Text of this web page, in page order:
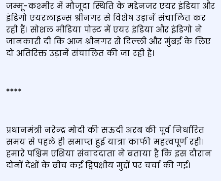
जम्मू-कश्मीर में मौजूदा स्थिति के मद्देनजर एयर इंडिया और
इंडिगो एयरलाइन्स श्रीनगर से विशेष उड़ानें संचालित कर
रही हैं। सोशल मीडिया पोस्ट में एयर इंडिया और इंडिगो ने
जानकारी दी कि आज श्रीनगर से दिल्ली और मुंबई के लिए
दो अतिरिक्त उड़ानें संचालित की जा रही हैं।
****
प्रधानमंत्री नरेन्‍द्र मोदी की सऊदी अरब की पूर्व निर्धारित
समय से पहले ही समाप्‍त हुई यात्रा काफी महत्‍वपूर्ण रही।
हमारे पश्चिम एशिया संवाददाता ने बताया है कि इस दौरान
दोनों देशों के बीच कई द्विपक्षीय मुद्दों पर चर्चा की गई।